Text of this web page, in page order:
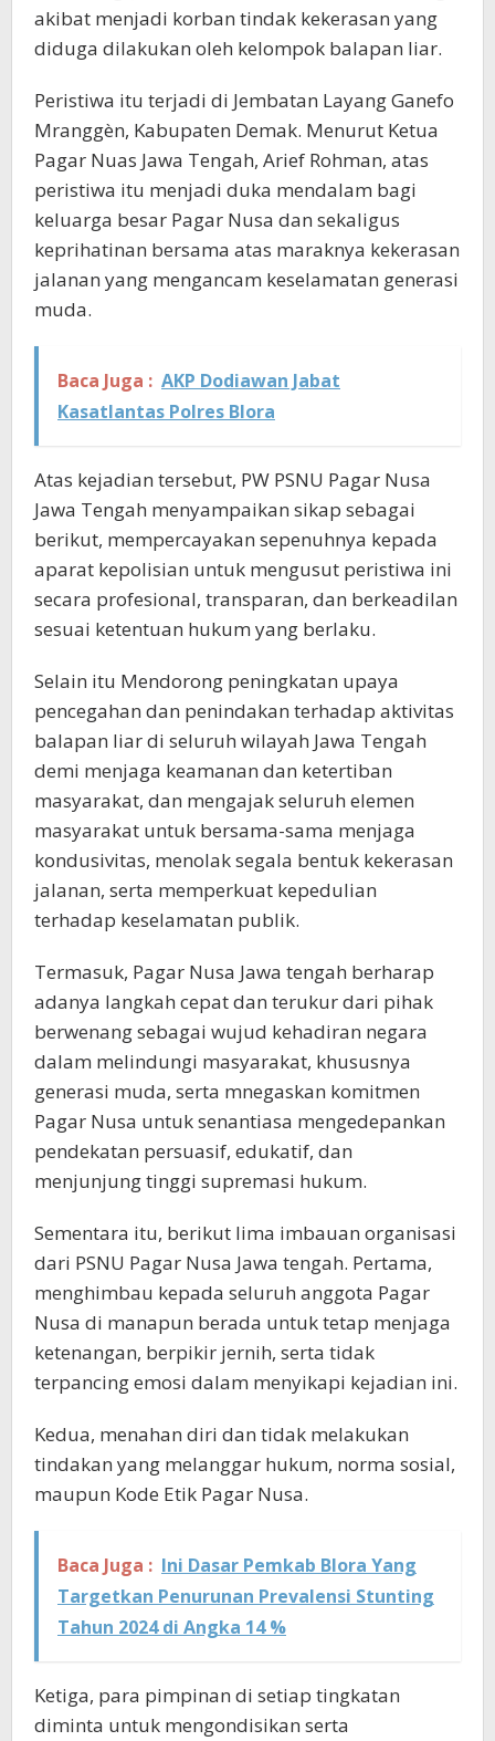
akibat menjadi korban tindak kekerasan yang
diduga dilakukan oleh kelompok balapan liar.
Peristiwa itu terjadi di Jembatan Layang Ganefo
Mranggèn, Kabupaten Demak. Menurut Ketua
Pagar Nuas Jawa Tengah, Arief Rohman, atas
peristiwa itu menjadi duka mendalam bagi
keluarga besar Pagar Nusa dan sekaligus
keprihatinan bersama atas maraknya kekerasan
jalanan yang mengancam keselamatan generasi
muda.
Baca Juga : AKP Dodiawan Jabat
Kasatlantas Polres Blora
Atas kejadian tersebut, PW PSNU Pagar Nusa
Jawa Tengah menyampaikan sikap sebagai
berikut, mempercayakan sepenuhnya kepada
aparat kepolisian untuk mengusut peristiwa ini
secara profesional, transparan, dan berkeadilan
sesuai ketentuan hukum yang berlaku.
Selain itu Mendorong peningkatan upaya
pencegahan dan penindakan terhadap aktivitas
balapan liar di seluruh wilayah Jawa Tengah
demi menjaga keamanan dan ketertiban
masyarakat, dan mengajak seluruh elemen
masyarakat untuk bersama-sama menjaga
kondusivitas, menolak segala bentuk kekerasan
jalanan, serta memperkuat kepedulian
terhadap keselamatan publik.
Termasuk, Pagar Nusa Jawa tengah berharap
adanya langkah cepat dan terukur dari pihak
berwenang sebagai wujud kehadiran negara
dalam melindungi masyarakat, khususnya
generasi muda, serta mnegaskan komitmen
Pagar Nusa untuk senantiasa mengedepankan
pendekatan persuasif, edukatif, dan
menjunjung tinggi supremasi hukum.
Sementara itu, berikut lima imbauan organisasi
dari PSNU Pagar Nusa Jawa tengah. Pertama,
menghimbau kepada seluruh anggota Pagar
Nusa di manapun berada untuk tetap menjaga
ketenangan, berpikir jernih, serta tidak
terpancing emosi dalam menyikapi kejadian ini.
Kedua, menahan diri dan tidak melakukan
tindakan yang melanggar hukum, norma sosial,
maupun Kode Etik Pagar Nusa.
Baca Juga : Ini Dasar Pemkab Blora Yang
Targetkan Penurunan Prevalensi Stunting
Tahun 2024 di Angka 14 %
Ketiga, para pimpinan di setiap tingkatan
diminta untuk mengondisikan serta